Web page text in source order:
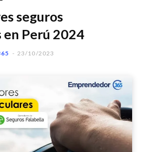
seguros
Perú 2024
23/10/2023